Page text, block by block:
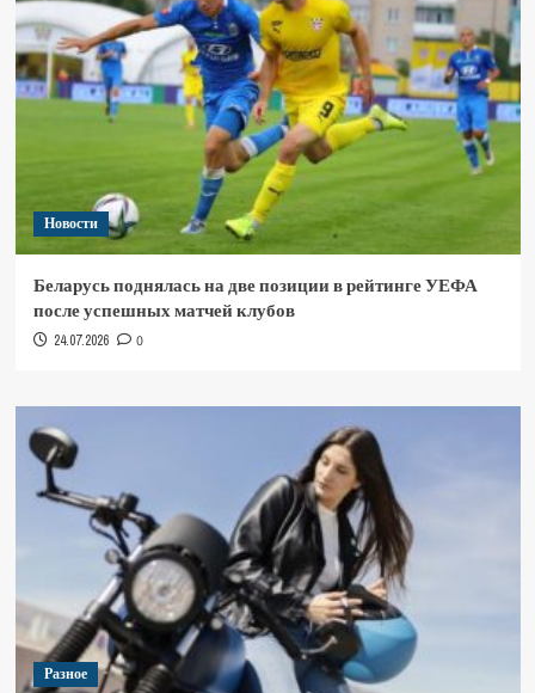
Новости
Беларусь поднялась на две позиции в рейтинге УЕФА
после успешных матчей клубов
24.07.2026 0
Разное